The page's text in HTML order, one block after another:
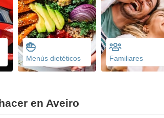
Menús dietéticos Familiares
en Aveiro